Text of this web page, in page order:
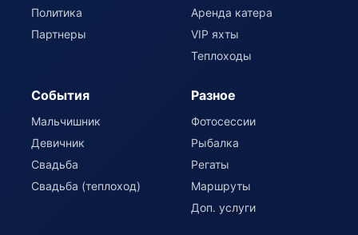
Политика
Партнеры
Аренда катера
VIP яхты
Теплоходы
События
Мальчишник
Девичник
Свадьба
Свадьба (теплоход)
Разное
Фотосессии
Рыбалка
Регаты
Маршруты
Доп. услуги